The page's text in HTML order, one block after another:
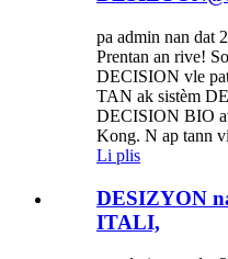
pa admin nan dat
Prentan an rive!
DECISION vle
TAN ak sistèm
DECISION BIO
Kong. N ap tann
Li plis
DESIZYON
ITALI,